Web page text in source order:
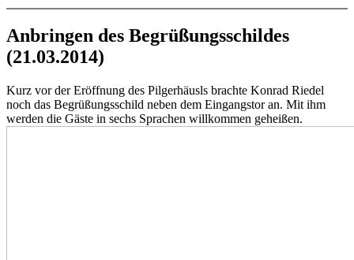
Anbringen des Begrüßungsschildes
(21.03.2014)
Kurz vor der Eröffnung des Pilgerhäusls brachte Konrad Riedel
noch das Begrüßungsschild neben dem Eingangstor an. Mit ihm
werden die Gäste in sechs Sprachen willkommen geheißen.